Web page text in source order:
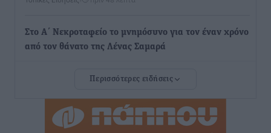
Στο Α΄ Νεκροταφείο το μνημόσυνο για τον έναν χρόνο
από τον θάνατο της Λένας Σαμαρά
βλέμμα στη ΔΕΘ και τις εκλογές του 2027
Ειδήσεις• πριν 1 ώρα
Περισσότερες ειδήσεις